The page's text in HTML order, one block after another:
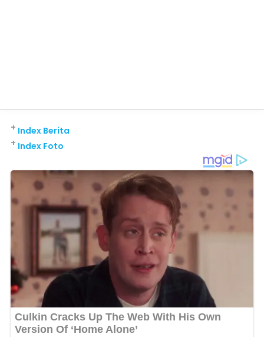
Index Berita
+
Index Foto
+